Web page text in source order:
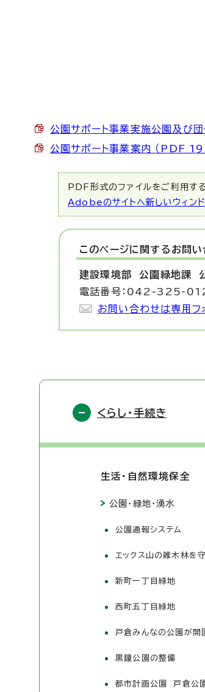
公園サポート事業実施公園及び
公園サポート事業案内 （PDF
PDF形式のファイルをご利用す
Adobeのサイトへ新しいウィンド
このページに関する お問い
建設環境部 公園緑地課
電話番号：042-325-
お問い合わせは専用フ
くらし・手続き
生活・自然環境保全
公園・緑地・湧水
公園通報システム
エックス山の雑木林を
新町一丁目緑地
西町五丁目緑地
戸倉みんなの公園が開
黒鐘公園の整備
都市計画公園 戸倉公